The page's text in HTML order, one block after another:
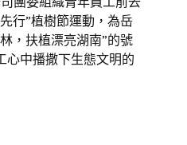
行”植樹節運動，為岳
，扶植漂亮湖南”的號
心中播撒下生態文明的